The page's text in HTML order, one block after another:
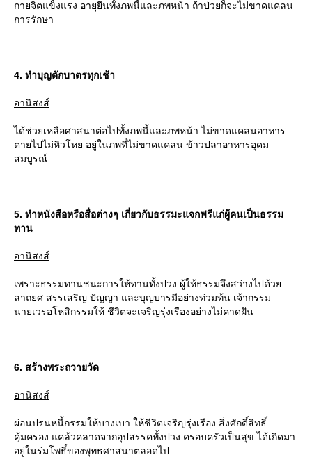
กายจิตแข็งแรง อายุยืนทั้งภพนี้และภพหน้า ถ้าป่วยก็จะไม่ขาดแคลน
การรักษา
4. ทำบุญตักบาตรทุกเช้า
อานิสงส์
ได้ช่วยเหลือศาสนาต่อไปทั้งภพนี้และภพหน้า ไม่ขาดแคลนอาหาร
ตายไปไม่หิวโหย อยู่ในภพที่ไม่ขาดแคลน ข้าวปลาอาหารอุดม
สมบูรณ์
5. ทำหนังสือหรือสื่อต่างๆ เกี่ยวกับธรรมะแจกฟรีแก่ผู้คนเป็นธรรม
ทาน
อานิสงส์
เพราะธรรมทานชนะการให้ทานทั้งปวง ผู้ให้ธรรมจึงสว่างไปด้ว
ลาถยศ สรรเสริญ ปัญญา และบุญบารมีอย่างท่วมท้น เจ้ากรรม
นายเวรอโหสิกรรมให้ ชีวิตจะเจริญรุ่งเรืองอย่างไม่คาดฝัน
6. สร้างพระถวายวัด
อานิสงส์
ผ่อนปรนหนี้กรรมให้บางเบา ให้ชีวิตเจริญรุ่งเรือง สิ่งศักดิ์สิทธิ์
คุ้มครอง แคล้วคลาดจากอุปสรรคทั้งปวง ครอบครัวเป็นสุข ได้เกิดมา
อยู่ในร่มโพธิ์ของพุทธศาสนาตลอดไป